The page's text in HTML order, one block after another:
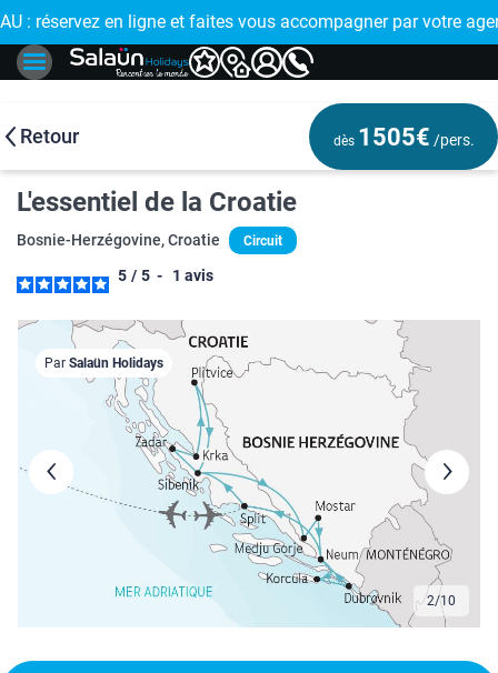
: réservez en ligne et faites vous accompagner par votre 🤩
Retour dès 1505€ /pers.
L'essentiel de la Croatie
Bosnie-Herzégovine, Croatie Circuit
5 / 5 - 1 avis
2/10
Par Salaün Holidays